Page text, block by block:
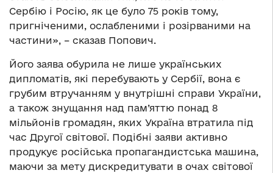
Сербію і Росію, як це було 75 років тому,
пригніченими, ослабленими і розірваними на
частини», – сказав Попович.
Його заява обурила не лише українських
дипломатів, які перебувають у Сербії, вона є
грубим втручанням у внутрішні справи України,
а також знущання над пам’яттю понад 8
мільйонів громадян, яких Україна втратила під
час Другої світової. Подібні заяви активно
продукує російська пропагандистська машина,
маючи за мету дискредитувати в очах світової